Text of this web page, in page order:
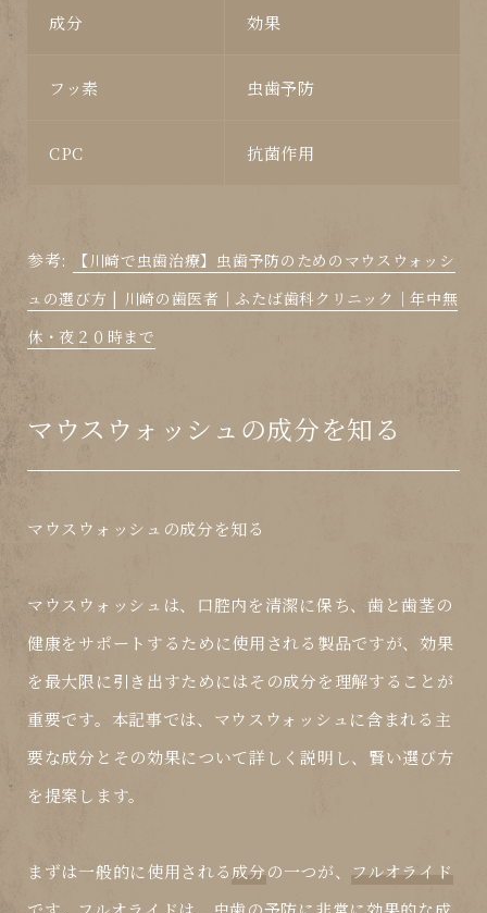
成分 効果
フッ素 虫歯予防
CPC 抗菌作用
参考:
【川崎で虫歯治療】虫歯予防のためのマウスウォッシ
ュの選び方 | 川崎の歯医者｜ふたば歯科クリニック｜年中無
休・夜２０時まで
マウスウォッシュの成分を知る
マウスウォッシュの成分を知る
マウスウォッシュは、口腔内を清潔に保ち、歯と歯茎の
健康をサポートするために使用される製品ですが、効果
を最大限に引き出すためにはその成分を理解することが
重要です。本記事では、マウスウォッシュに含まれる主
要な成分とその効果について詳しく説明し、賢い選び方
を提案します。
まずは一般的に使用される成分の一つが、 フルオライド